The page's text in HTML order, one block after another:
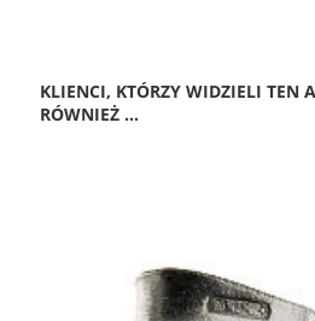
KLIENCI, KTÓRZY WIDZIELI TEN
RÓWNIEŻ ...